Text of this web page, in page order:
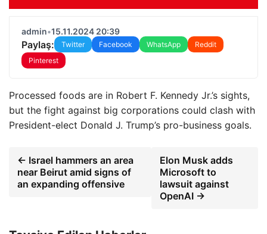
admin•15.11.2024 20:39
Paylaş: Twitter Facebook WhatsApp
Reddit
Pinterest
Processed foods are in Robert F. Kennedy Jr.’s sights,
but the fight against big corporations could clash with
President-elect Donald J. Trump’s pro-business goals.
← Israel hammers an area
near Beirut amid signs of
an expanding offensive
Elon Musk adds
Microsoft to
lawsuit against
OpenAI →